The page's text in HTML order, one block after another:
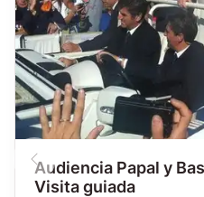
Audiencia Papal y
Visita guiada